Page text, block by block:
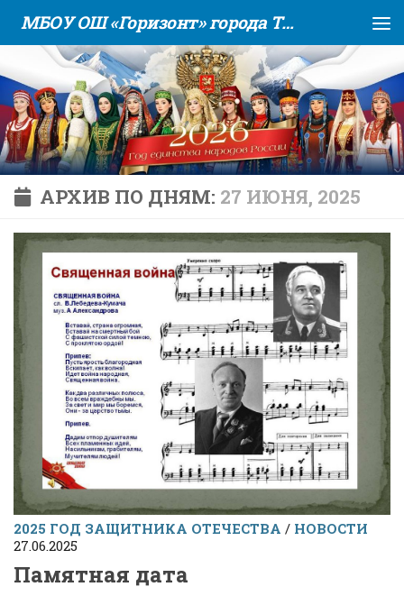
Skip to content МБОУ ОШ «Горизонт» города Тюмени
АРХИВ ПО ДНЯМ: 27 ИЮНЯ, 2025
2025 ГОД ЗАЩИТНИКА ОТЕЧЕСТВА / НОВОСТИ
27.06.2025
Памятная дата